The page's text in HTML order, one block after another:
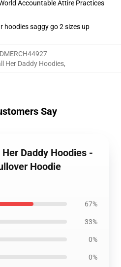
Accountable Attire Practices
hoodies saggy go 2 sizes up
Her Daddy Hoodies,
Say
Daddy Hoodies -
Hoodie
67%
33%
0%
0%